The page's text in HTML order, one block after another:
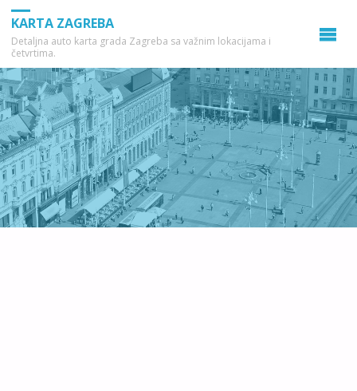
KARTA ZAGREBA
Detaljna auto karta grada Zagreba sa važnim lokacijama i
četvrtima.